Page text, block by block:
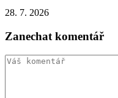
28. 7. 2026
Zanechat komentář